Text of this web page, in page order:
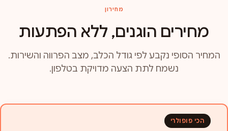
מחירון
מחירים הוגנים, ללא הפתעות
המחיר הסופי נקבע לפי גודל הכלב, מצב הפרווה והשירות.
נשמח לתת הצעה מדויקת בטלפון.
הכי פופולרי